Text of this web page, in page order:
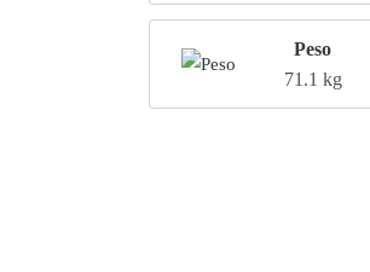
Peso
71.1 kg